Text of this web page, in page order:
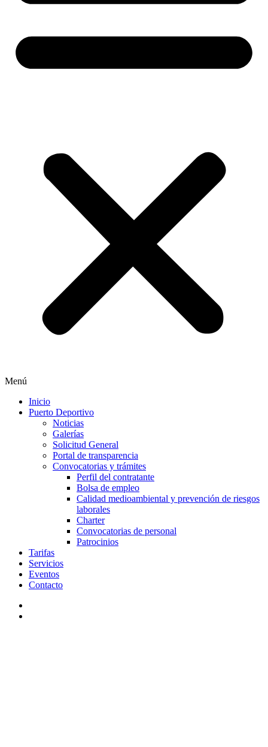
Menú
Inicio
Puerto Deportivo
Noticias
Galerías
Solicitud General
Portal de transparencia
Convocatorias y trámites
Perfil del contratante
Bolsa de empleo
Calidad medioambiental y prevención de riesgos
laborales
Charter
Convocatorias de personal
Patrocinios
Tarifas
Servicios
Eventos
Contacto